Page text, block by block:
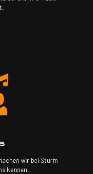
wir bei Sturm
kennen.